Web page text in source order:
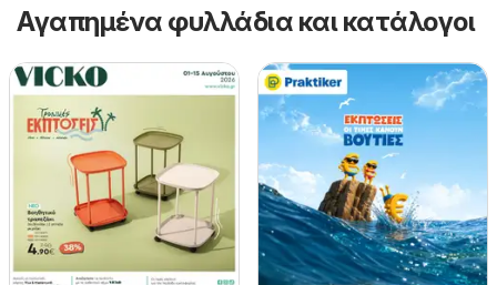
Αγαπημένα φυλλάδια και κατάλογοι